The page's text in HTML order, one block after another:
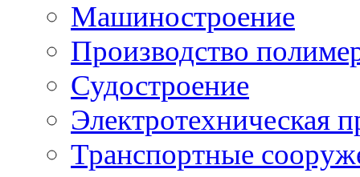
Машиностроение
Производство
Судостроение
Электротехническая
Транспортные